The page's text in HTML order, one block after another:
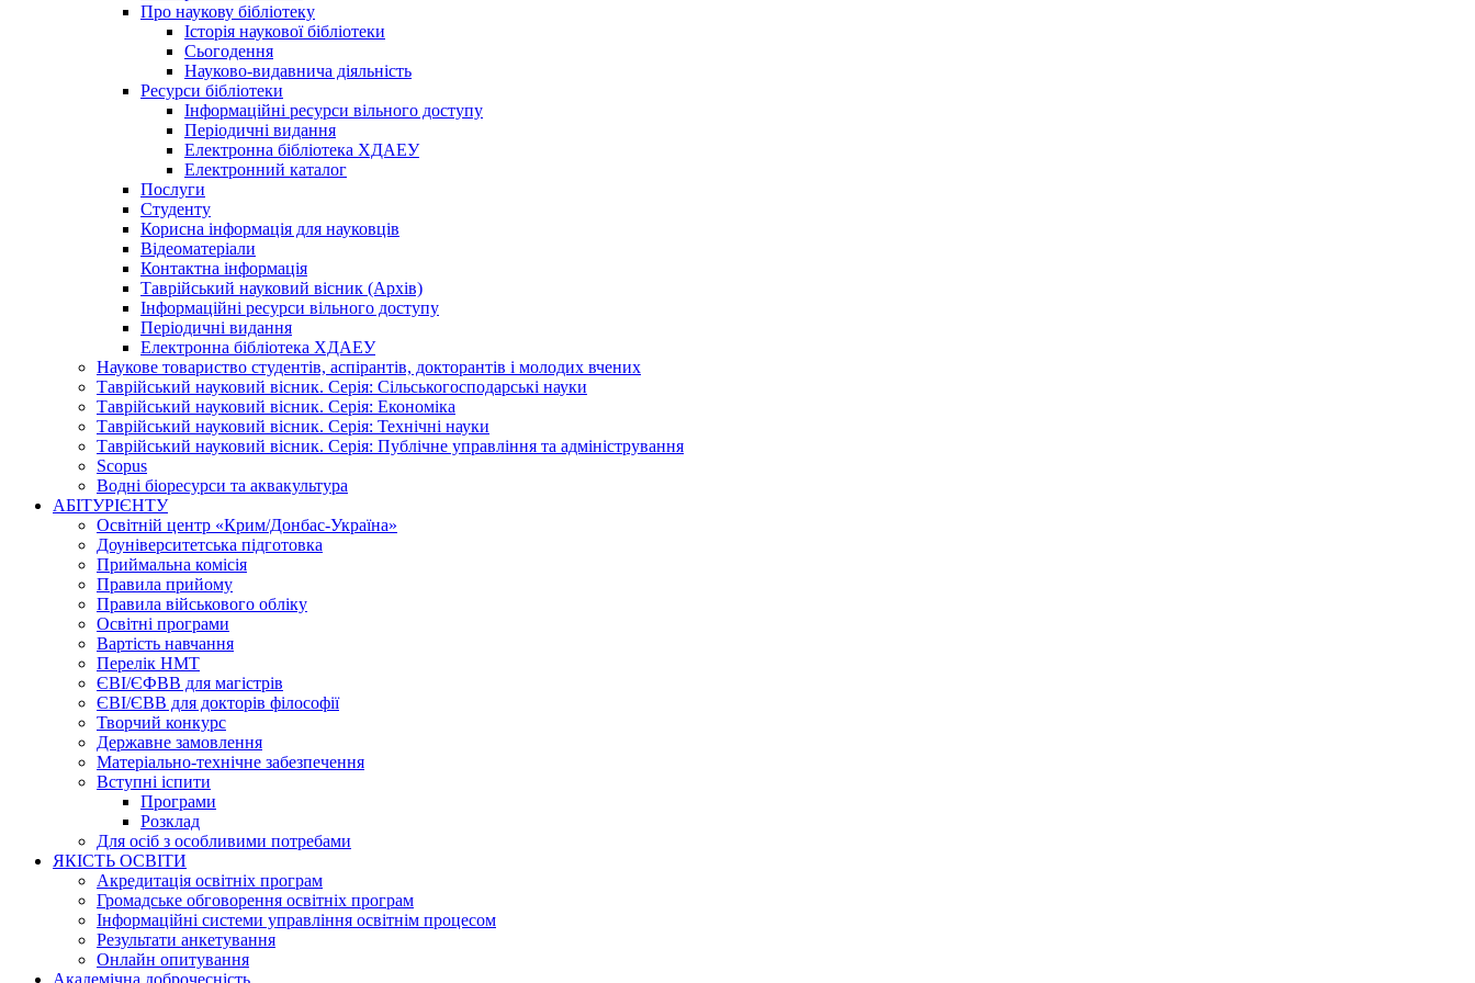
Про наукову бібліотеку
Історія наукової бібліотеки
Сьогодення
Науково-видавнича діяльність
Ресурси бібліотеки
Інформаційні ресурси вільного доступу
Періодичні видання
Електронна бібліотека ХДАЕУ
Електронний каталог
Послуги
Студенту
Корисна інформація для науковців
Відеоматеріали
Контактна інформація
Таврійський науковий вісник (Архів)
Інформаційні ресурси вільного доступу
Періодичні видання
Електронна бібліотека ХДАЕУ
Наукове товариство студентів, аспірантів, докторантів і молодих вчених
Таврійський науковий вісник. Серія: Сільськогосподарські науки
Таврійський науковий вісник. Серія: Економіка
Таврійський науковий вісник. Серія: Технічні науки
Таврійський науковий вісник. Серія: Публічне управління та адміністрування
Scopus
Водні біоресурси та аквакультура
АБІТУРІЄНТУ
Освітній центр «Крим/Донбас-Україна»
Доуніверситетська підготовка
Приймальна комісія
Правила прийому
Правила військового обліку
Освітні програми
Вартість навчання
Перелік НМТ
ЄВІ/ЄФВВ для магістрів
ЄВІ/ЄВВ для докторів філософії
Творчий конкурс
Державне замовлення
Матеріально-технічне забезпечення
Вступні іспити
Програми
Розклад
Для осіб з особливими потребами
ЯКІСТЬ ОСВІТИ
Акредитація освітніх програм
Громадське обговорення освітніх програм
Інформаційні системи управління освітнім процесом
Результати анкетування
Онлайн опитування
Академічна доброчесність